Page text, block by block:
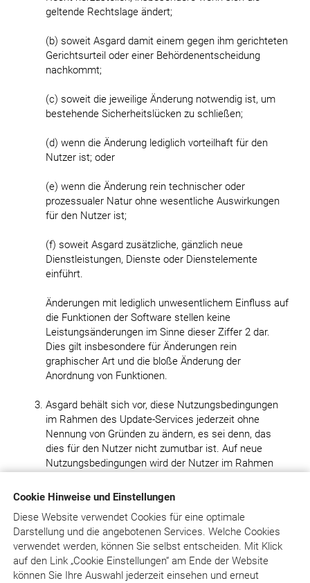
Cookie Hinweise und Einstellungen
Diese Website verwendet Cookies für eine optimale
Darstellung und die angebotenen Services. Welche Cookies
verwendet werden, können Sie selbst entscheiden. Mit Klick
aufden Link „Cookie Einstellungen“ am Ende der Website
können Sie Ihre Auswahl jederzeit einsehen und erneut
geltende Rechtslage ändert;
(b) soweit Asgard damit einem gegen ihm gerichteten
Gerichtsurteil oder einer Behördenentscheidung
nachkommt;
(c) soweit die jeweilige Änderung notwendig ist, um
bestehende Sicherheitslücken zu schließen;
(d) wenn die Änderung lediglich vorteilhaft für den
Nutzer ist; oder
(e) wenn die Änderung rein technischer oder
prozessualer Natur ohne wesentliche Auswirkungen
für den Nutzer ist;
(f) soweit Asgard zusätzliche, gänzlich neue
Dienstleistungen, Dienste oder Dienstelemente
einführt.
Änderungen mit lediglich unwesentlichem Einfluss auf
die Funktionen der Software stellen keine
Leistungsänderungen im Sinne dieser Ziffer 2 dar.
Dies gilt insbesondere für Änderungen rein
graphischer Art und die bloße Änderung der
Anordnung von Funktionen.
Asgard behält sich vor, diese Nutzungsbedingungen
im Rahmen des Update-Services jederzeit ohne
Nennung von Gründen zu ändern, es sei denn, das
dies für den Nutzer nicht zumutbar ist. Auf neue
Nutzungsbedingungen wird der Nutzer im Rahmen
Nutzungsbedingungen gelten als vereinbart, wenn der
Nutzer ihre Geltung durch entsprechenden
Bestätigungsvermerk akzeptiert. Akzeptiert der Nutzer
Änderungen nicht, hat jede Partei das Recht, die
betreffende Vereinbarung durch Kündigung mit
sofortiger Wirkung zu beenden. Die Möglichkeit der
Änderung der Nutzungsbedingungen besteht aber